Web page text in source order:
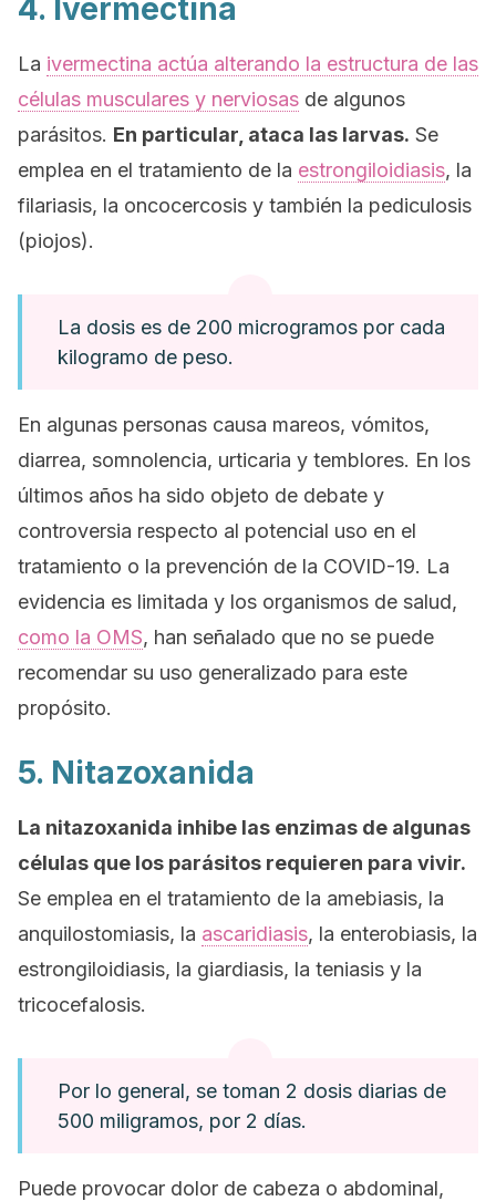
4. Ivermectina
La ivermectina actúa alterando la estructura de las
células musculares y nerviosas de algunos
parásitos. En particular, ataca las larvas. Se
emplea en el tratamiento de la estrongiloidiasis, la
filariasis, la oncocercosis y también la pediculosis
(piojos).
La dosis es de 200 microgramos por cada
kilogramo de peso.
En algunas personas causa mareos, vómitos,
diarrea, somnolencia, urticaria y temblores. En los
últimos años ha sido objeto de debate y
controversia respecto al potencial uso en el
tratamiento o la prevención de la COVID-19. La
evidencia es limitada y los organismos de salud,
como la OMS, han señalado que no se puede
recomendar su uso generalizado para este
propósito.
5. Nitazoxanida
La nitazoxanida inhibe las enzimas de algunas
células que los parásitos requieren para vivir.
Se emplea en el tratamiento de la amebiasis, la
anquilostomiasis, la ascaridiasis, la enterobiasis, la
estrongiloidiasis, la giardiasis, la teniasis y la
tricocefalosis.
Por lo general, se toman 2 dosis diarias de
500 miligramos, por 2 días.
Puede provocar dolor de cabeza o abdominal,